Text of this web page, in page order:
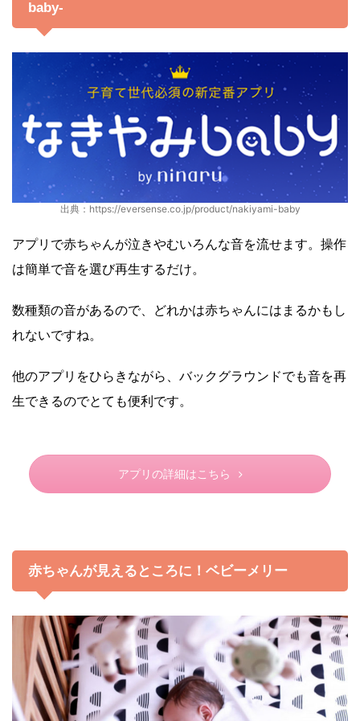
baby-
出典：https://eversense.co.jp/product/nakiyami-baby
アプリで赤ちゃんが泣きやむいろんな音を流せます。操作
は簡単で音を選び再生するだけ。
数種類の音があるので、どれかは赤ちゃんにはまるかもし
れないですね。
他のアプリをひらきながら、バックグラウンドでも音を再
生できるのでとても便利です。
アプリの詳細はこちら
赤ちゃんが見えるところに！ベビーメリー